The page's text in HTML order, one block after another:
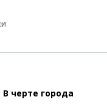
В черте города